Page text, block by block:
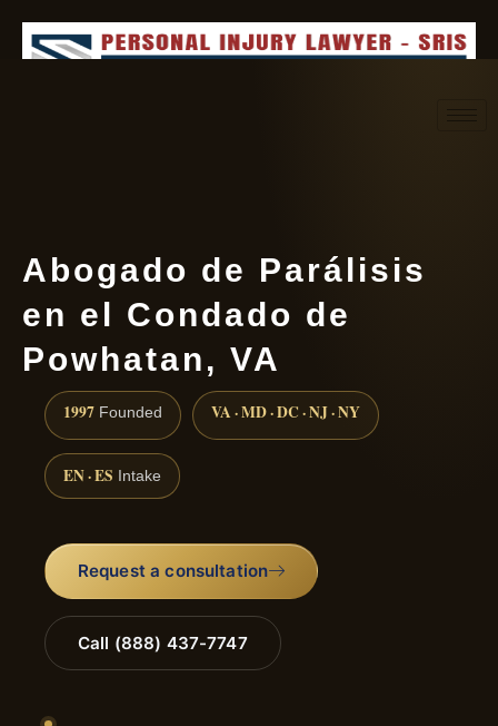
Abogado de Parálisis
en el Condado de
Powhatan, VA
1997 Founded VA · MD · DC · NJ · NY
EN · ES Intake
Request a consultation
Call (888) 437-7747